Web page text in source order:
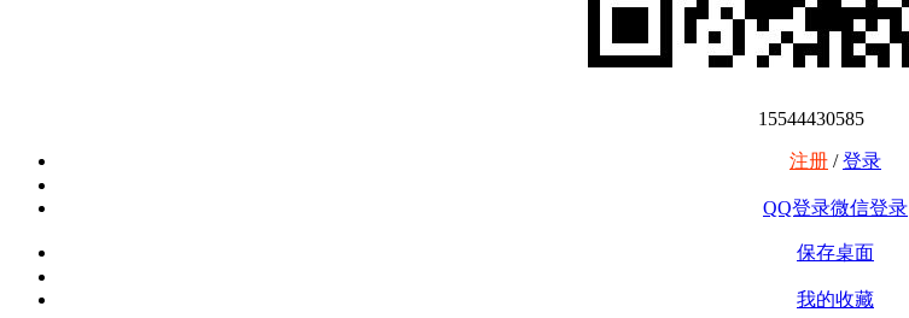
15544430585
注册 /登录
QQ登录微信登录
保存桌面
我的收藏